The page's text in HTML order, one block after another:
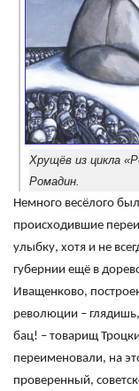
Хрущёв из цикла
Ромадин.
Немного весёлого
происходившие
улыбку, хотя и не
губернии ещё в
Иващенково,
революции –
бац! – товарищ
переименовали, на
проверенный,